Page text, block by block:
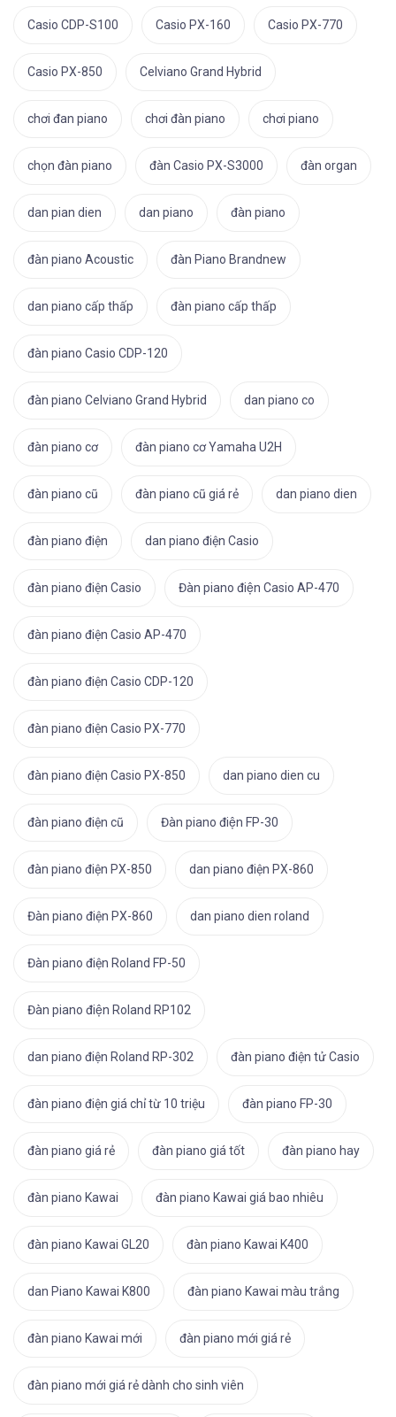
Casio CDP-S100 Casio PX-160 Casio PX-770
Casio PX-850 Celviano Grand Hybrid
chơi đan piano chơi đàn piano chơi piano
chọn đàn piano đàn Casio PX-S3000 đàn organ
dan pian dien dan piano đàn piano
đàn piano Acoustic đàn Piano Brandnew
dan piano cấp thấp đàn piano cấp thấp
đàn piano Casio CDP-120
đàn piano Celviano Grand Hybrid dan piano co
đàn piano cơ đàn piano cơ Yamaha U2H
đàn piano cũ đàn piano cũ giá rẻ dan piano dien
đàn piano điện dan piano điện Casio
đàn piano điện Casio Đàn piano điện Casio AP-470
đàn piano điện Casio AP-470
đàn piano điện Casio CDP-120
đàn piano điện Casio PX-770
đàn piano điện Casio PX-850 dan piano dien cu
đàn piano điện cũ Đàn piano điện FP-30
đàn piano điện PX-850 dan piano điện PX-860
Đàn piano điện PX-860 dan piano dien roland
Đàn piano điện Roland FP-50
Đàn piano điện Roland RP102
dan piano điện Roland RP-302 đàn piano điện tử Casio
đàn piano điện giá chỉ từ 10 triệu đàn piano FP-30
đàn piano giá rẻ đàn piano giá tốt đàn piano hay
đàn piano Kawai đàn piano Kawai giá bao nhiêu
đàn piano Kawai GL20 đàn piano Kawai K400
dan Piano Kawai K800 đàn piano Kawai màu trắng
đàn piano Kawai mới đàn piano mới giá rẻ
đàn piano mới giá rẻ dành cho sinh viên